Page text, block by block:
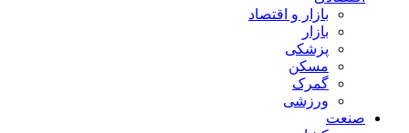
بازار و اقتصاد
بازار
پزشکی
مسکن
گمرک
ورزشی
صنعت